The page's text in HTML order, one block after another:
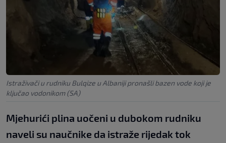
Istraživači u rudniku Bulqize u Albaniji pronašli bazen vode koji je
ključao vodonikom (SA)
Mjehurići plina uočeni u dubokom rudniku
naveli su naučnike da istraže rijedak tok